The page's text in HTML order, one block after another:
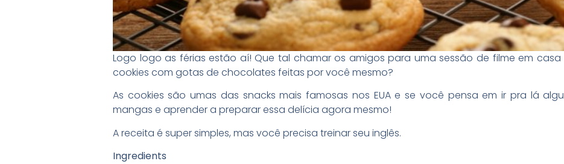
Logo logo as férias estão aí! Que tal chamar os amigos para uma sessão de filme em
cookies com gotas de chocolates feitas por você mesmo?
As cookies são umas das snacks mais famosas nos EUA e se você pensa em ir pra lá
mangas e aprender a preparar essa delícia agora mesmo!
A receita é super simples, mas você precisa treinar seu inglês.
Ingredients